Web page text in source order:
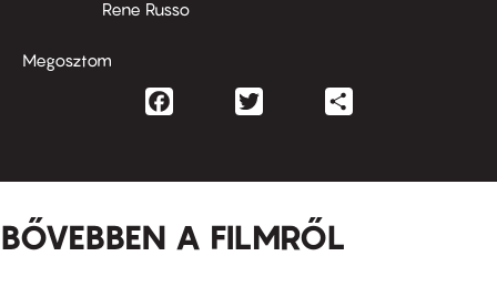
Rene Russo
Megosztom
Facebook
BŐVEBBEN A FILMRŐL